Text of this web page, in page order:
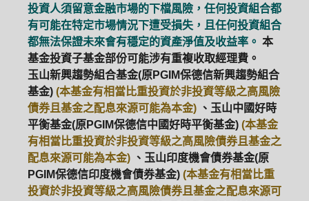
投資人須留意金融市場的下檔風險，任何投資組合都
有可能在特定市場情況下遭受損失，且任何投資組合
都無法保證未來會有穩定的資產淨值及收益率。 本
基金投資子基金部份可能涉有重複收取經理費。
玉山新興趨勢組合基金(原PGIM保德信新興趨勢組合
基金) (本基金有相當比重投資於非投資等級之高風險
債券且基金之配息來源可能為本金) 、玉山中國好時
平衡基金(原PGIM保德信中國好時平衡基金) (本基金
有相當比重投資於非投資等級之高風險債券且基金之
配息來源可能為本金) 、玉山印度機會債券基金(原
PGIM保德信印度機會債券基金) (本基金有相當比重
投資於非投資等級之高風險債券且基金之配息來源可